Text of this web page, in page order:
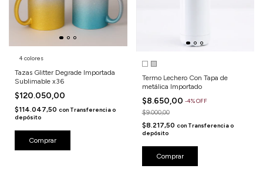
4 colores
Tazas Glitter Degrade Importada
Sublimable x36
$120.050,00
$114.047,50 con Transferencia o
depósito
Comprar
Termo Lechero Con Tapa de
metálica Importado
$8.650,00 -4%OFF
$9.000,00
$8.217,50 con Transferencia o
depósito
Comprar